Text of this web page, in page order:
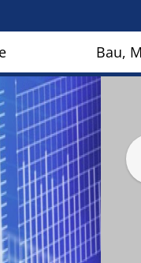
Bau,